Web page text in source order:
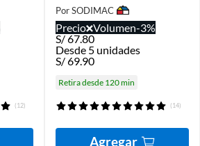
(12)
Por SODIMAC
Precio Volumen-3%
S/67.80
Desde 5 unidades
S/69.90
Retira desde 120 min
(14)
Agregar